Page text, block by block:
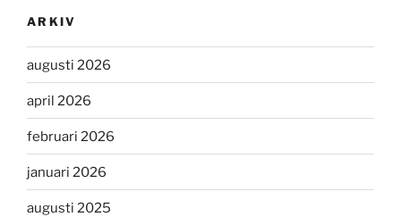
ARKIV
augusti 2026
april 2026
februari 2026
januari 2026
augusti 2025